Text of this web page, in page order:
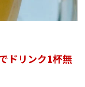
ドリンク1杯無